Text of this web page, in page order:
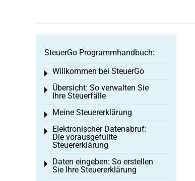
SteuerGo Programmhandbuch:
Willkommen bei SteuerGo
Toggle menu
Übersicht: So verwalten Sie
Ihre Steuerfälle
Toggle menu
Meine Steuererklärung
Toggle menu
Elektronischer Datenabruf:
Die vorausgefüllte
Steuererklärung
Toggle menu
Daten eingeben: So erstellen
Sie Ihre Steuererklärung
Toggle menu